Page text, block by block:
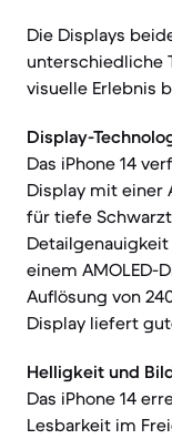
Die Displays
unterschiedliche
visuelle Erlebnis
Display-
Das iPhone 14
Display mit einer
für tiefe
einem AMOLED-
Auflösung von
Display liefert
Helligkeit und
Das iPhone 14
Lesbarkeit im